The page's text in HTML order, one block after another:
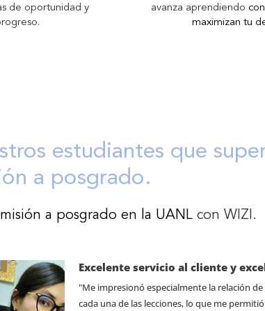
de oportunidad y
avanza aprendiendo
maximizan tu
estudiantes que
a posgrado.
a posgrado en la UANLcon WIZI.
Excelente servicio al cliente y
"Me impresionó especialmente la relación
cada una de las lecciones, lo que me